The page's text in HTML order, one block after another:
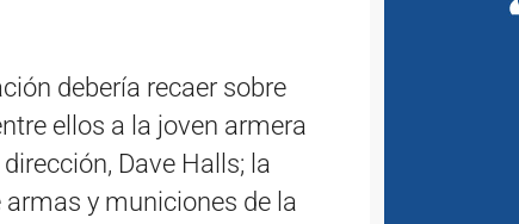
debería recaer sobre
ellos a la joven armera
Dave Halls; la
armas y municiones de la